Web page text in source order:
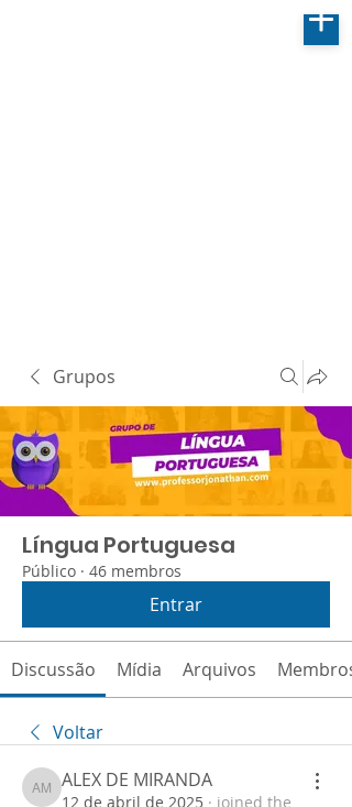
Grupos
Língua Portuguesa
Público · 46 membros
Entrar
Discussão Mídia Arquivos Membros
Voltar
ALEX DE MIRANDA
ALEX DE MIRANDA
12 de abril de 2025 · joined the